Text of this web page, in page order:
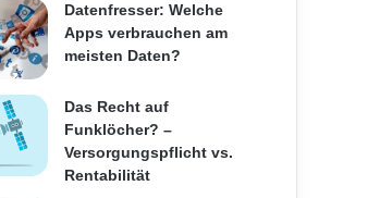
Datenfresser: Welche
Apps verbrauchen am
meisten Daten?
Das Recht auf
Funklöcher? –
Versorgungspflicht vs.
Rentabilität